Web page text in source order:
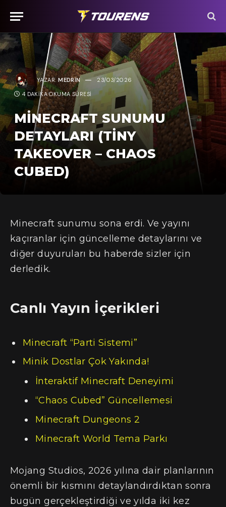
YAZAR: MEDRIN 23/03/2026
4 DAKIKA OKUMA SÜRESI
MINECRAFT SUNUMU
DETAYLARI (TINY
TAKEOVER – CHAOS
CUBED)
Minecraft sunumu sona erdi. Ve yayını
kaçıranlar için güncelleme detaylarını ve
diğer duyuruları bu haberde sizler için
derledik.
Canlı Yayın İçerikleri
Minecraft “Parti Sistemi”
Minik Dostlar Çok Yakında!
İnteraktif Minecraft Deneyimi
“Chaos Cubed” Güncellemesi
Minecraft Dungeons 2
Minecraft World Tema Parkı
Mojang Studios, 2026 yılına dair planlarının
önemli bir kısmını detaylandırdıktan sonra
bugün gerçekleştirdiği ve yılda iki kez